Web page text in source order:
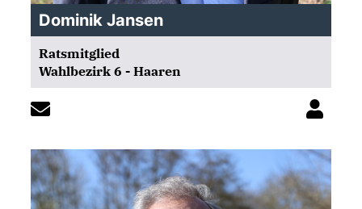
Dominik Jansen
Ratsmitglied
Wahlbezirk 6 - Haaren